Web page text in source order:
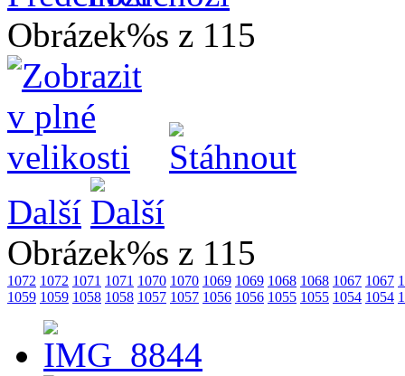
Obrázek%s z 115
Další
Obrázek%s z 115
1072 1072 1071 1071 1070 1070 1069 1069 1068 1068 1067 1067
1059 1059 1058 1058 1057 1057 1056 1056 1055 1055 1054 1054